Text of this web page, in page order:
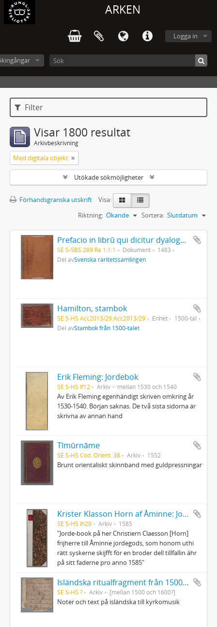
ARKEN
Logga in
Filter
Visar 1800 resultat
Arkivbeskrivning
Med digitala objekt
Utökade sökmöjligheter
Förhandsgranska utskrift
Visa:
Sortera: Slutdatum
Riktning: Ökande
Prefacio in librū qui dicitur dyalogus creaturar[um] moralizatus omni materie morali iocundo et edificatiuo modo applicabilis. - 1483
SE S-SBS 289 Ra 1:1:1 Dokument
1483
Del avSvenska raritetssamlingen
Hamilton, stambok
SE S-HS Acc2013/29:Acc2013/29 Enhet
1500-tal
Del avStambok från 1500-talet
Erik Fleming: Jordebok
SE S-HS If12 Arkiv mellan 1530 och 1540
Av Erik Fleming egenhändigt skriven omkring år
1530-1540. Början saknas. De två sista sidorna är
skrivna av annan hand
Tīmūrnāme
SE S-HS Cod. Orient. 38 Arkiv 1552
Brunt orientaliskt skinnband med guldpressningar
Krister Klasson Horn af Åminne: Jordebok
SE S-HS Ih29 Arkiv 1585
"Jorde-book på her Christiern Claesson [Horn]
frijherre till Åminne jordegods, som honom uthi
rätt syskerne skijfft för en broder dell tillfallin ähr
på sitt faderne pro anno 1585"
Isländska ritualfragment från 1500-talet
SE S-HS ? Arkiv [mellan 1500 och 1600?]
Noter och text på isländska till kyrkomusik